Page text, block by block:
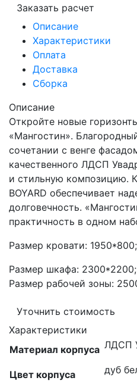
Заказать расчет
Описание
Характеристики
Оплата
Доставка
Сборка
Описание
Откройте новые
«Мангостин».
сочетании с венге
качественного ЛДСП
и стильную композицию.
BOYARD обеспечивает
долговечность.
практичность в одном
Размер кровати: 1950*800;
Размер шкафа: 2300*2200;
Размер рабочей зоны:
Уточнить стоимость
Характеристики
Материал корпуса ЛДСП
Цвет корпуса дуб